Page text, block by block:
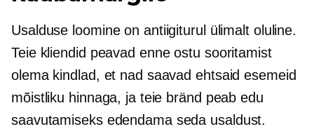
Usalduse loomine on antiigiturul ülimalt oluline.
Teie kliendid peavad enne ostu sooritamist
olema kindlad, et nad saavad ehtsaid esemeid
mõistliku hinnaga, ja teie bränd peab edu
saavutamiseks edendama seda usaldust.